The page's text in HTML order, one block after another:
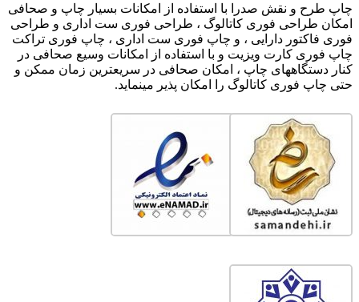
چاپ طرح و نقش صدرا با استفاده از امکانات بسیار چاپ و صحافی
امکان طراحی فوری کاتالوگ ، طراحی فوری ست اداری و طراحی
فوری فاکتور دارایی ، و چاپ فوری ست اداری ، چاپ فوری تراکت
چاپ فوری کارت ویزیت و با استفاده از امکانات وسیع صحافی در
کنار دستگاههای چاپ ، امکان صحافی در سریعترین زمان ممکن و
حتی چاپ فوری کاتالوگ را امکان پذیر مینماید.